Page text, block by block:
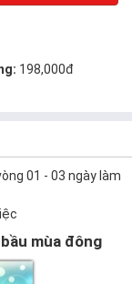
198,000đ
01 - 03 ngày làm
mùa đông